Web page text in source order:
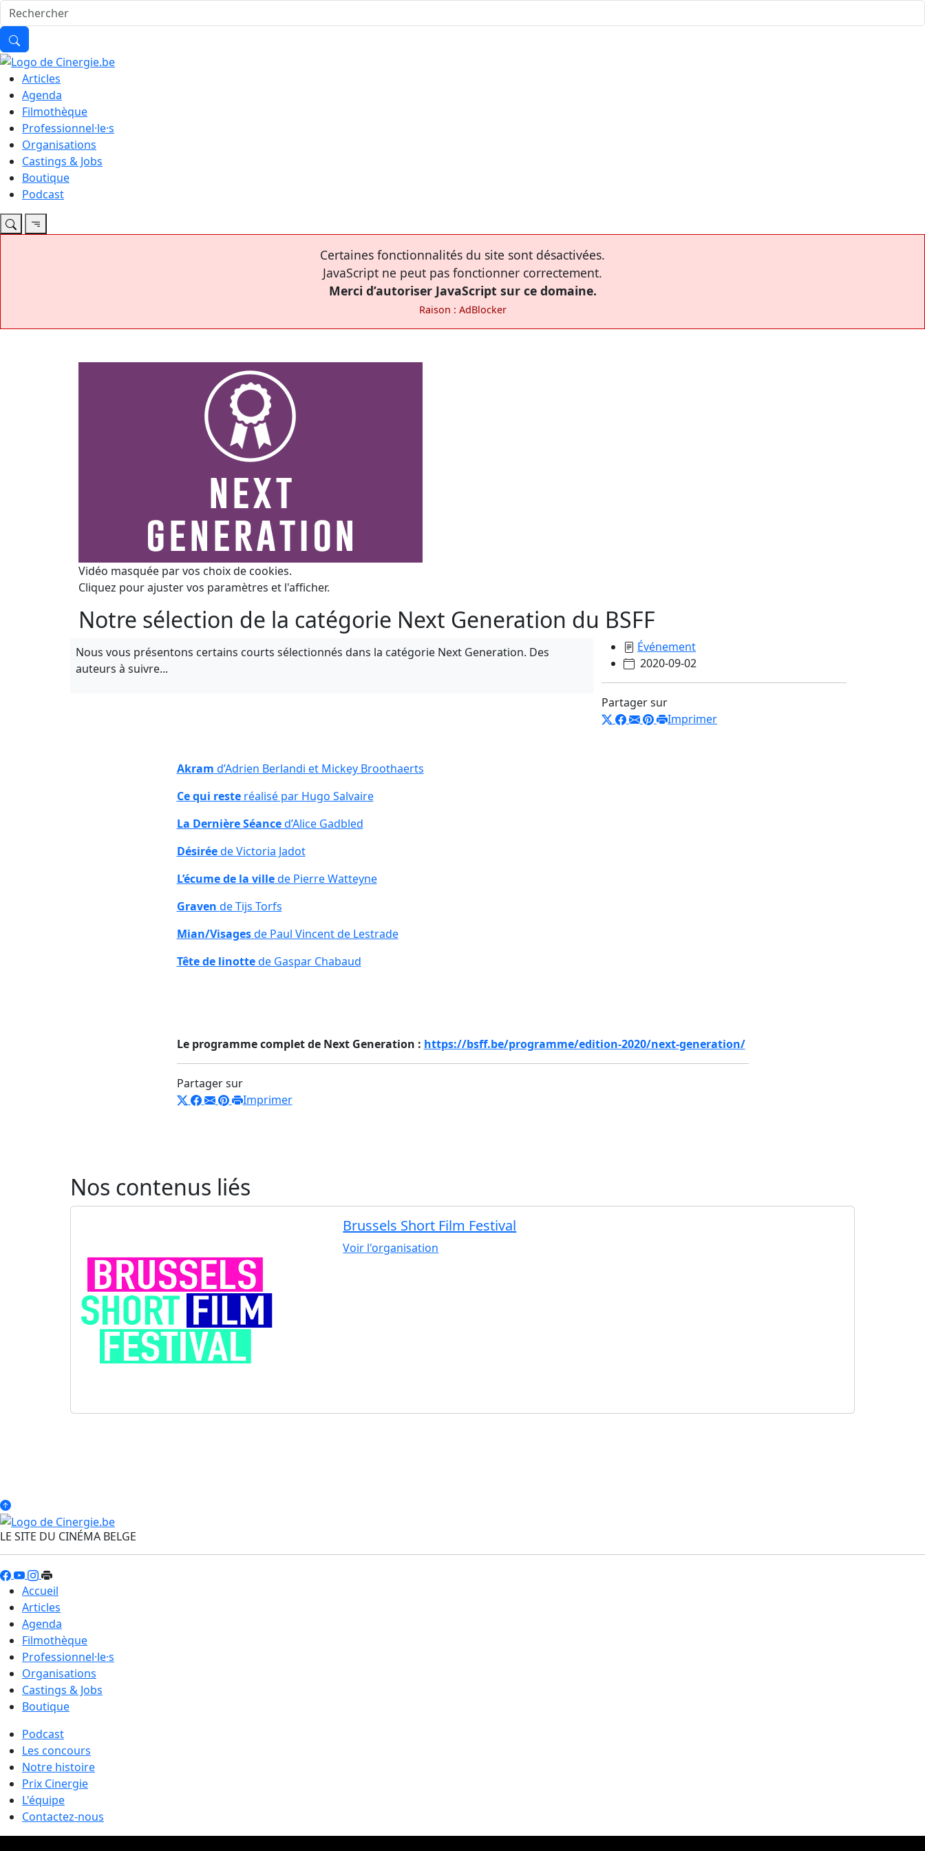
Articles
Agenda
Filmothèque
Professionnel·le·s
Organisations
Castings & Jobs
Boutique
Podcast
Certaines fonctionnalités du site sont désactivées.
JavaScript ne peut pas fonctionner correctement.
Merci d’autoriser JavaScript sur ce domaine.
Raison : AdBlocker
Vidéo masquée par vos choix de cookies.
Cliquez pour ajuster vos paramètres et l'afficher.
Notre sélection de la catégorie Next Generation du BSFF
Nous vous présentons certains courts sélectionnés dans la catégorie Next Generation. Des
auteurs à suivre...
Événement
2020-09-02
Partager sur
Imprimer
Akram d’Adrien Berlandi et Mickey Broothaerts
Ce qui resteréalisé par Hugo Salvaire
La Dernière Séanced’Alice Gadbled
Désiréede Victoria Jadot
L’écume de la villede Pierre Watteyne
Graven de Tijs Torfs
Mian/Visagesde Paul Vincent de Lestrade
Tête de linottede Gaspar Chabaud
Le programme complet de Next Generation : https://bsff.be/programme/edition-2020/next-generation/
Partager sur
Imprimer
Nos contenus liés
Brussels Short Film Festival
Voir l'organisation
LE SITE DU CINÉMA BELGE
Accueil
Articles
Agenda
Filmothèque
Professionnel·le·s
Organisations
Castings & Jobs
Boutique
Podcast
Les concours
Notre histoire
Prix Cinergie
L'équipe
Contactez-nous